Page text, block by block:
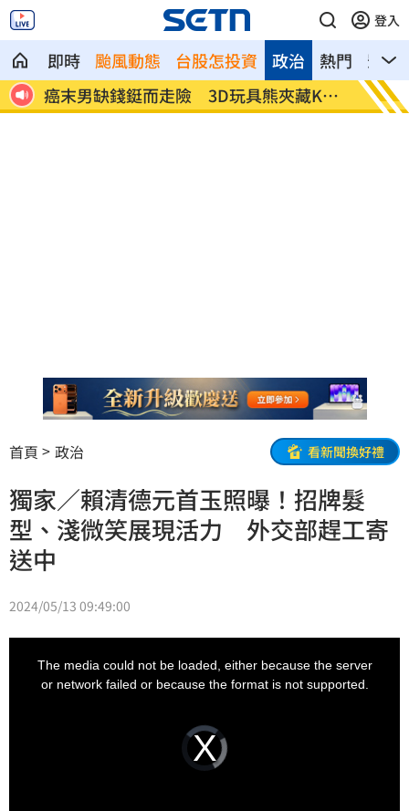
登入
即時 颱風動態 台股怎投資 熱門 影音
政治
夜
癌末男缺錢鋌而走險 3D玩具熊夾藏K他
命
環法
阻
首頁 政治 看新聞換好禮
獨家／賴清德元首玉照曝！招牌髮
型、淺微笑展現活力 外交部趕工寄
送中
2024/05/13 09:49:00
Video
Player
loading.
The media could not be loaded, either because the server
or network failed or because the format is not supported.